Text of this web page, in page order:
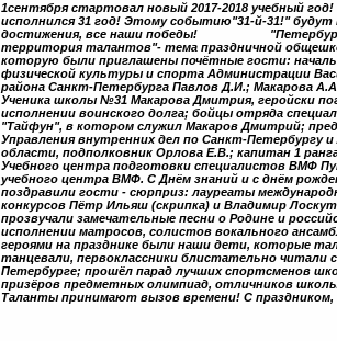
1сентября стартовал новый 2017-2018 учебный
исполнился 31 год! Этому событию"31-й-31!"
достижения, все наши победы!
территория талантов"- тема праздничной
которую были приглашены почётные гости:
физической культуры и спорта Администрации
района Санкт-Петербурга Павлов Д.И.; Макарова
Ученика школы №31 Макарова Дмитрия, геройски
исполнении воинского долга; бойцы отряда
"Тайфун", в котором служил Макаров Дмитрий;
Управления внутренних дел по Санкт-Петербургу и
области, подполковник Орлова Е.В.; капитан 1
Учебного центра подготовки специалистов ВМФ
учебного центра ВМФ. С Днём знаний и с днём
поздравили гости - сюрприз: лауреаты
конкурсов Пётр Ильяш (скрипка) и Владимир
прозвучали замечательные песни о Родине и
исполнении матросов, солистов вокального
героями на празднике были наши дети, которые
танцевали, первоклассники блистательно читали
Петербурге; прошёл парад лучших спортсменов
призёров предметных олимпиад, отличников
Таланты принимают вызов времени! С праздником,